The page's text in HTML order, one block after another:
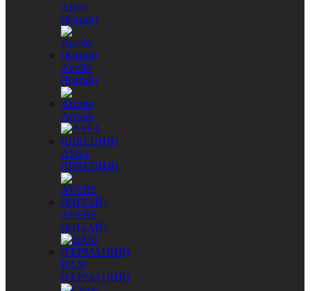
Apecs
(Китай)
Apollo
(Китай)
Arcano
ASSA
(ШВЕЦИЯ)
AVERS
(КИТАЙ)
BASI
(ГЕРМАНИЯ)